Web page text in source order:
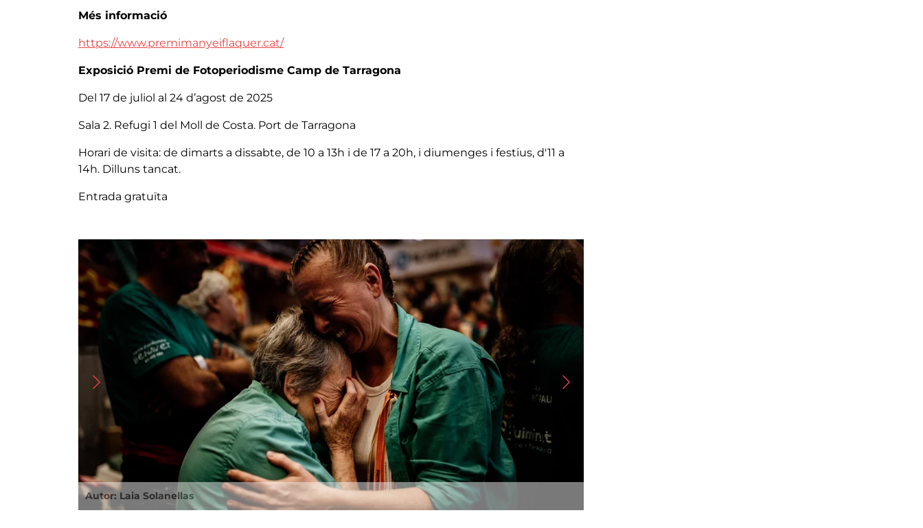
Més informació
https://www.premimanyeiflaquer.cat/
Exposició Premi de Fotoperiodisme Camp de Tarragona
Del 17 de juliol al 24 d’agost de 2025
Sala 2. Refugi 1 del Moll de Costa. Port de Tarragona
Horari de visita: de dimarts a dissabte, de 10 a 13h i de 17 a 20h, i diumenges i festius, d'11 a
14h. Dilluns tancat.
Entrada gratuïta
Imatge
Autor: Laia Solanellas
Imatge